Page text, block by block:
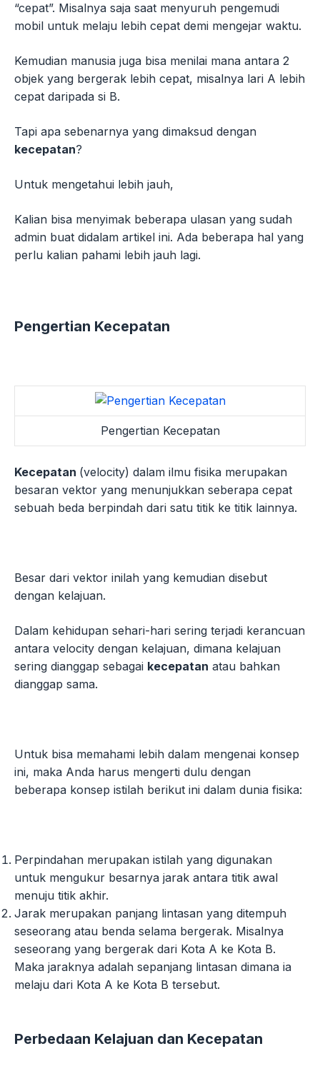
“cepat”. Misalnya saja saat menyuruh pengemudi
mobil untuk melaju lebih cepat demi mengejar waktu.
Kemudian manusia juga bisa menilai mana antara 2
objek yang bergerak lebih cepat, misalnya lari A lebih
cepat daripada si B.
Tapi apa sebenarnya yang dimaksud dengan
kecepatan?
Untuk mengetahui lebih jauh,
Kalian bisa menyimak beberapa ulasan yang sudah
admin buat didalam artikel ini. Ada beberapa hal yang
perlu kalian pahami lebih jauh lagi.
Pengertian Kecepatan
Pengertian Kecepatan
Kecepatan (velocity) dalam ilmu fisika merupakan
besaran vektor yang menunjukkan seberapa cepat
sebuah beda berpindah dari satu titik ke titik lainnya.
Besar dari vektor inilah yang kemudian disebut
dengan kelajuan.
Dalam kehidupan sehari-hari sering terjadi kerancuan
antara velocity dengan kelajuan, dimana kelajuan
sering dianggap sebagai kecepatan atau bahkan
dianggap sama.
Untuk bisa memahami lebih dalam mengenai konsep
ini, maka Anda harus mengerti dulu dengan
beberapa konsep istilah berikut ini dalam dunia fisika:
Perpindahan merupakan istilah yang digunakan
untuk mengukur besarnya jarak antara titik awal
menuju titik akhir.
Jarak merupakan panjang lintasan yang ditempuh
seseorang atau benda selama bergerak. Misalnya
seseorang yang bergerak dari Kota A ke Kota B.
Maka jaraknya adalah sepanjang lintasan dimana ia
melaju dari Kota A ke Kota B tersebut.
Perbedaan Kelajuan dan Kecepatan